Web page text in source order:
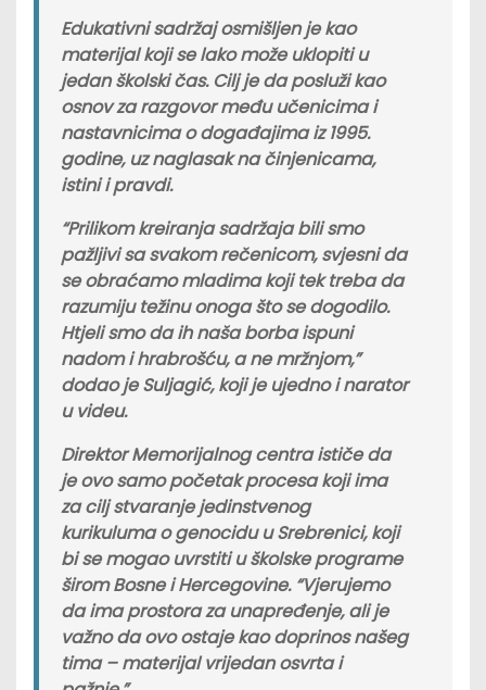
Edukativni sadržaj osmišljen je kao
materijal koji se lako može uklopiti u
jedan školski čas. Cilj je da posluži kao
osnov za razgovor među učenicima i
nastavnicima o događajima iz 1995.
godine, uz naglasak na činjenicama,
istini i pravdi.
“Prilikom kreiranja sadržaja bili smo
pažljivi sa svakom rečenicom, svjesni da
se obraćamo mladima koji tek treba da
razumiju težinu onoga što se dogodilo.
Htjeli smo da ih naša borba ispuni
nadom i hrabrošću, a ne mržnjom,”
dodao je Suljagić, koji je ujedno i narator
u videu.
Direktor Memorijalnog centra ističe da
je ovo samo početak procesa koji ima
za cilj stvaranje jedinstvenog
kurikuluma o genocidu u Srebrenici, koji
bi se mogao uvrstiti u školske programe
širom Bosne i Hercegovine. “Vjerujemo
da ima prostora za unapređenje, ali je
važno da ovo ostaje kao doprinos našeg
tima – materijal vrijedan osvrta i